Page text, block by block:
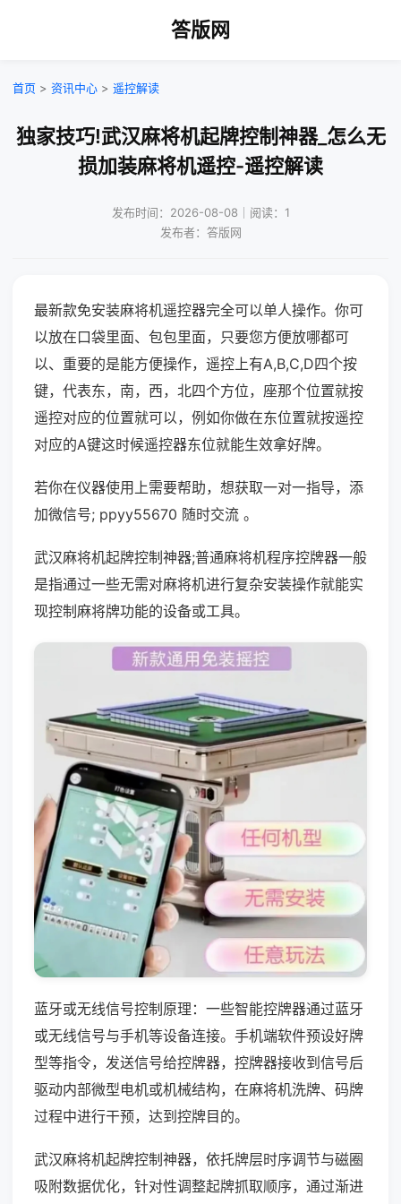
答版网
首页 > 资讯中心 > 遥控解读
独家技巧!武汉麻将机起牌控制神器_怎么无
损加装麻将机遥控-遥控解读
发布时间：2026-08-08｜阅读：1
发布者：答版网
最新款免安装麻将机遥控器完全可以单人操作。你可
以放在口袋里面、包包里面，只要您方便放哪都可
以、重要的是能方便操作，遥控上有A,B,C,D四个按
键，代表东，南，西，北四个方位，座那个位置就按
遥控对应的位置就可以，例如你做在东位置就按遥控
对应的A键这时候遥控器东位就能生效拿好牌。
若你在仪器使用上需要帮助，想获取一对一指导，添
加微信号; ppyy55670 随时交流 。
武汉麻将机起牌控制神器;普通麻将机程序控牌器一般
是指通过一些无需对麻将机进行复杂安装操作就能实
现控制麻将牌功能的设备或工具。
蓝牙或无线信号控制原理：一些智能控牌器通过蓝牙
或无线信号与手机等设备连接。手机端软件预设好牌
型等指令，发送信号给控牌器，控牌器接收到信号后
驱动内部微型电机或机械结构，在麻将机洗牌、码牌
过程中进行干预，达到控牌目的。
武汉麻将机起牌控制神器，依托牌层时序调节与磁圈
吸附数据优化，针对性调整起牌抓取顺序，通过渐进